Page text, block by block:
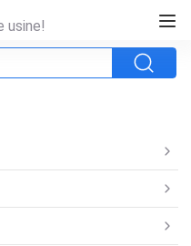
usine!